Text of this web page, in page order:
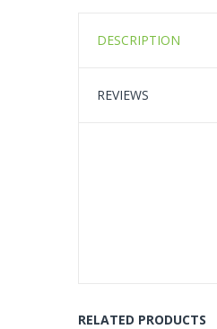
DESCRIPTION
REVIEWS
RELATED PRODUCTS